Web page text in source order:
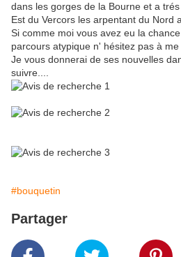
dans les gorges de la Bourne et a
Est du Vercors les arpentant du Nord
Si comme moi vous avez eu la
parcours atypique n' hésitez pas à me
Je vous donnerai de ses nouvelles
suivre....
#bouquetin
Partager